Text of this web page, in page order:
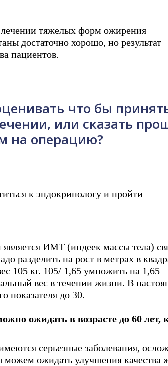
лечении тяжелых форм ожирения
достаточно хорошо, но результат
пациентов.
что бы
или сказать
на операцию?
к эндокринологу и пройти
ИМТ (индеек массы тела)
разделить на рост в метрах в
105 кг. 105/ 1,65 умножить на 1,65
вес в течении жизни. В
показателя до 30.
ожидать в возрасте до 60 лет,
серьезные заболевания,
можем ожидать улучшения качества